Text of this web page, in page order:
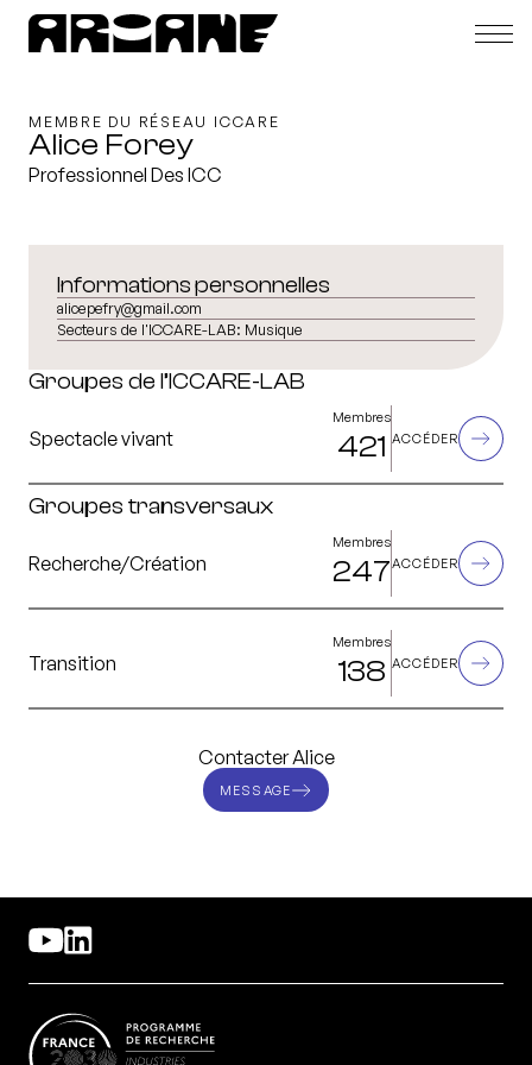
MEMBRE DU RÉSEAU ICCARE
Alice Forey
Professionnel Des ICC
Informations personnelles
alicepefry@gmail.com
Secteurs de l'ICCARE-LAB: Musique
Groupes de l’ICCARE-LAB
Spectacle vivant
Membres
421 ACCÉDER
Groupes transversaux
Recherche/Création
Membres
247ACCÉDER
Transition
Membres
138 ACCÉDER
Contacter Alice
MESSAGE